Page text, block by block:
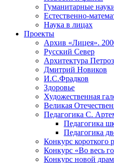
Гуманитарные
Естественно-
Наука в лицах
Проекты
Архив «Лицея».
Русский Север
Архитектура
Дмитрий Новиков
И.С.Фрадков
Здоровье
Художественная
Великая
Педагогика С.
Педагогика
Педагогика
Конкурс короткого
Конкурс «Во весь
Конкурс новой